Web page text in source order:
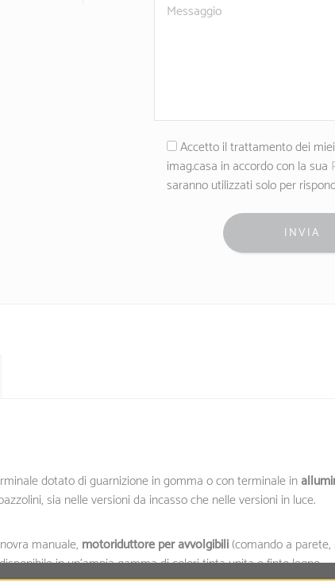
Accetto il trattamento dei
imag.casa in accordo con la sua
saranno utilizzati solo per
dotato di guarnizione in gomma o con terminale in
sia nelle versioni da incasso che nelle versioni in luce.
manuale, motoriduttore per avvolgibili(comando a
in un’ampia gamma di colori tinta unita e finto legno.